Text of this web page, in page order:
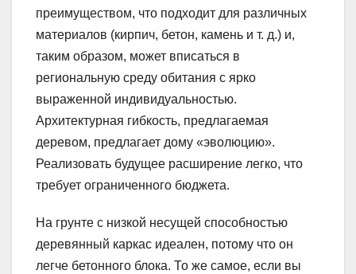
преимуществом, что подходит для различных
материалов (кирпич, бетон, камень и т. д.) и,
таким образом, может вписаться в
региональную среду обитания с ярко
выраженной индивидуальностью.
Архитектурная гибкость, предлагаемая
деревом, предлагает дому «эволюцию».
Реализовать будущее расширение легко, что
требует ограниченного бюджета.
На грунте с низкой несущей способностью
деревянный каркас идеален, потому что он
легче бетонного блока. То же самое, если вы